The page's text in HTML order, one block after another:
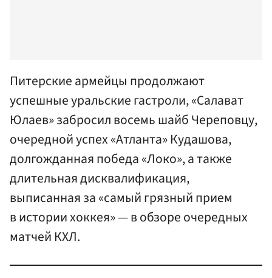
Питерские армейцы продолжают
успешные уральские гастроли, «Салават
Юлаев» забросил восемь шайб Череповцу,
очередной успех «Атланта» Кудашова,
долгожданная победа «Локо», а также
длительная дисквалификация,
выписанная за «самый грязный прием
в истории хоккея» — в обзоре очередных
матчей КХЛ.